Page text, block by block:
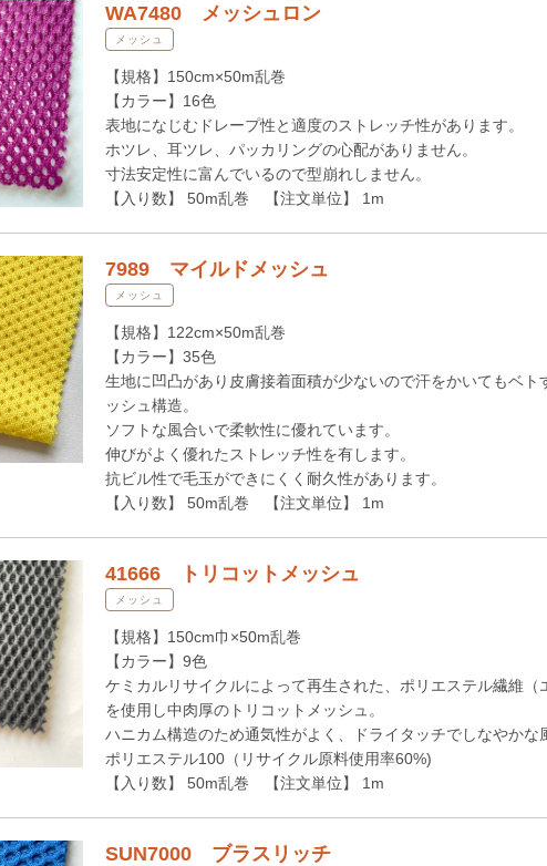
WA7480 メッシュロン
メッシュ
【規格】150cm×50m乱巻
【カラー】16色
表地になじむドレープ性と適度のストレッチ性があります。
ホツレ、耳ツレ、パッカリングの心配がありません。
寸法安定性に富んでいるので型崩れしません。
【入り数】 50m乱巻 【注文単位】 1m
7989 マイルドメッシュ
メッシュ
【規格】122cm×50m乱巻
【カラー】35色
生地に凹凸があり皮膚接着面積が少ないので汗をかいてもベト
ッシュ構造。
ソフトな風合いで柔軟性に優れています。
伸びがよく優れたストレッチ性を有します。
抗ビル性で毛玉ができにくく耐久性があります。
【入り数】 50m乱巻 【注文単位】 1m
41666 トリコットメッシュ
メッシュ
【規格】150cm巾×50m乱巻
【カラー】9色
ケミカルリサイクルによって再生された、ポリエステル繊維（
を使用し中肉厚のトリコットメッシュ。
ハニカム構造のため通気性がよく、ドライタッチでしなやかな
ポリエステル100（リサイクル原料使用率60%)
【入り数】 50m乱巻 【注文単位】 1m
SUN7000 ブラスリッチ